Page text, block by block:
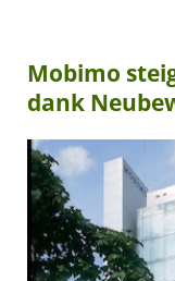
Mobimo
dank